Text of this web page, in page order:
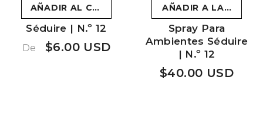
AÑADIR AL CARRITO
Séduire | N.º 12
De $6.00 USD
AÑADIR A LA CESTA
Spray Para
Ambientes Séduire
| N.º 12
$40.00 USD